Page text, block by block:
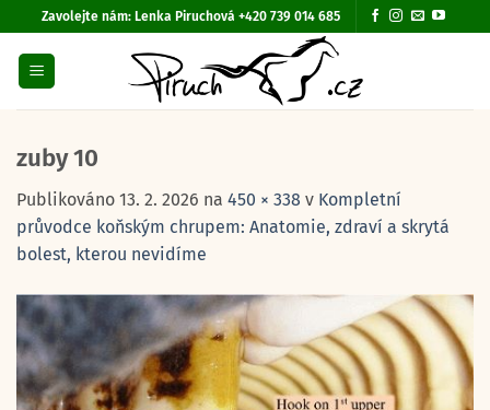
Přeskočit
na
obsah
Zavolejte nám: Lenka Piruchová +420 739 014 685
zuby 10
Publikováno 13. 2. 2026 na 450 × 338 v Kompletní
průvodce koňským chrupem: Anatomie, zdraví a skrytá
bolest, kterou nevidíme